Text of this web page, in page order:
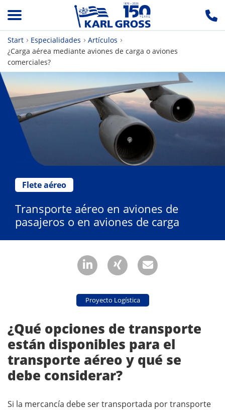
Start Especialidades
Artículos
¿Carga aérea mediante aviones de carga o aviones
comerciales?
Flete aéreo
Transporte aéreo en aviones de
pasajeros o en aviones de carga
Proyecto Logística
¿Qué opciones de transporte
están disponibles para el
transporte aéreo y qué se
debe considerar?
Si la mercancía debe ser transportada por transporte